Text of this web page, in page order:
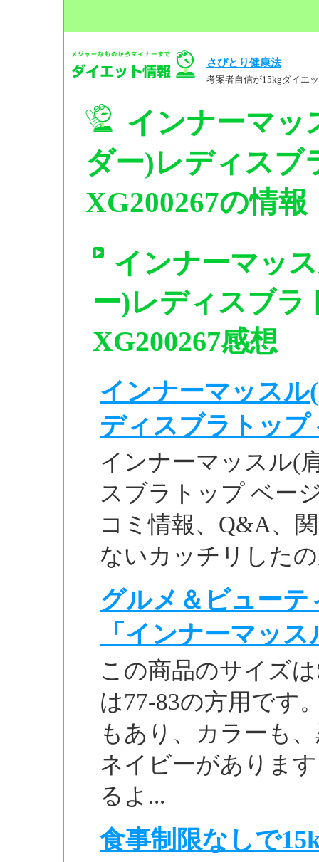
さびとり健康法
考案者自信が15kgダイエ
インナーマッ
ダー)レディスブ
XG200267の情報
インナーマッ
ー)レディスブラ
XG200267感想
インナーマッス
ディスブラトップ
インナーマッスル(
スブラトップ ベー
コミ情報、Q&A、
ないカッチリした
グルメ＆ビュー
「インナーマッ
この商品のサイズ
は77-83の方用です
もあり、カラーも
ネイビーがありま
るよ...
食事制限なしで